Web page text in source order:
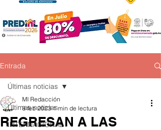
Entrada
Últimas noticias
INTERNACIONAL
Últimas noticias
REGRESAN A LAS
MI Redacción
8 feb 2023 1 min de lectura